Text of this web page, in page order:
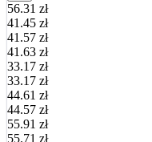
56.31 zł
41.45 zł
41.57 zł
41.63 zł
33.17 zł
33.17 zł
44.61 zł
44.57 zł
55.91 zł
55.71 zł